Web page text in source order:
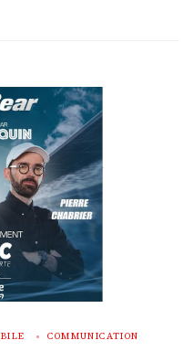
COMMUNICATION